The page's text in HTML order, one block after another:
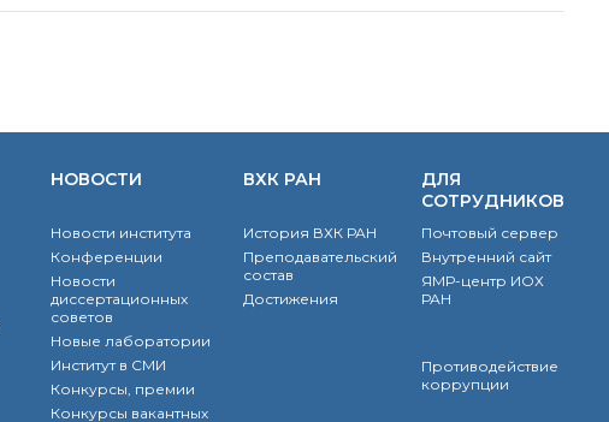
НОВОСТИ
Новости института
Конференции
Новости
диссертационных
советов
Новые лаборатории
Институт в СМИ
Конкурсы, премии
Конкурсы вакантных
ВХК РАН
История ВХК РАН
Преподавательский
состав
Достижения
ДЛЯ
СОТРУДНИКОВ
Почтовый сервер
Внутренний сайт
ЯМР-центр ИОХ
РАН
Противодействие
коррупции